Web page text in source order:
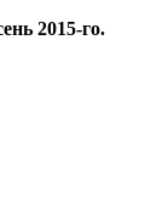
2015-го.